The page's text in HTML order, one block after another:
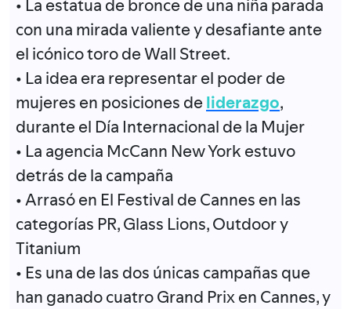
• La estatua de bronce de una niña parada
con una mirada valiente y desafiante ante
el icónico toro de Wall Street.
• La idea era representar el poder de
mujeres en posiciones deliderazgo,
durante el Día Internacional de la Mujer
• La agencia McCann New York estuvo
detrás de la campaña
• Arrasó en El Festival de Cannes en las
categorías PR, Glass Lions, Outdoor y
Titanium
• Es una de las dos únicas campañas que
han ganado cuatro Grand Prix en Cannes, y